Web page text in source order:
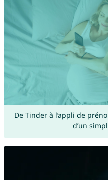
De Tinder à l’appli de
d’un